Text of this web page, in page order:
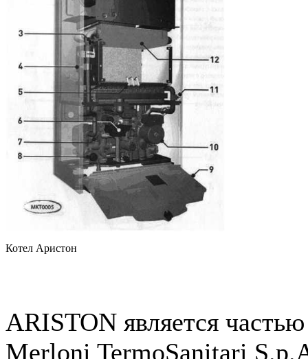
Котел Аристон
ARISTON является
Merloni TermoSanitari